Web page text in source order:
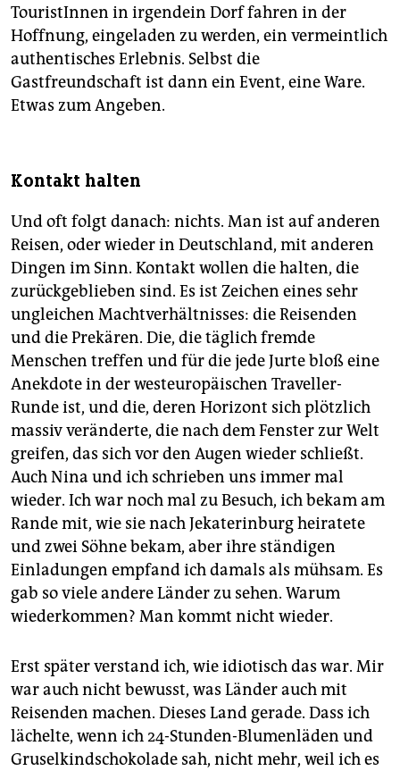
TouristInnen in irgendein Dorf fahren in der
Hoffnung, eingeladen zu werden, ein vermeintlich
authentisches Erlebnis. Selbst die
Gastfreundschaft ist dann ein Event, eine Ware.
Etwas zum Angeben.
Kontakt halten
Und oft folgt danach: nichts. Man ist auf anderen
Reisen, oder wieder in Deutschland, mit anderen
Dingen im Sinn. Kontakt wollen die halten, die
zurückgeblieben sind. Es ist Zeichen eines sehr
ungleichen Machtverhältnisses: die Reisenden
und die Prekären. Die, die täglich fremde
Menschen treffen und für die jede Jurte bloß eine
Anekdote in der westeuropäischen Traveller-
Runde ist, und die, deren Horizont sich plötzlich
massiv veränderte, die nach dem Fenster zur Welt
greifen, das sich vor den Augen wieder schließt.
Auch Nina und ich schrieben uns immer mal
wieder. Ich war noch mal zu Besuch, ich bekam am
Rande mit, wie sie nach Jekaterinburg heiratete
und zwei Söhne bekam, aber ihre ständigen
Einladungen empfand ich damals als mühsam. Es
gab so viele andere Länder zu sehen. Warum
wiederkommen? Man kommt nicht wieder.
Erst später verstand ich, wie idiotisch das war. Mir
war auch nicht bewusst, was Länder auch mit
Reisenden machen. Dieses Land gerade. Dass ich
lächelte, wenn ich 24-Stunden-Blumenläden und
Gruselkindschokolade sah, nicht mehr, weil ich es